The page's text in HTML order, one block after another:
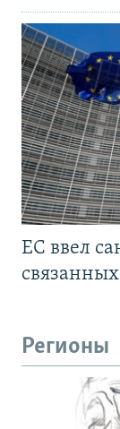
ЕС ввел
Регионы